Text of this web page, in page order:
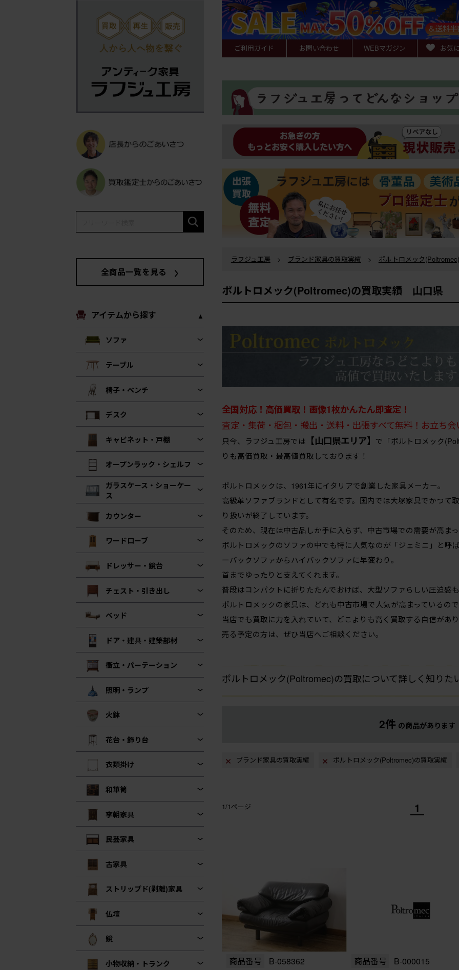
全商品一覧を見る
アイテムから探す
ソファ
テーブル
椅子・ベンチ
デスク
キャビネット・戸棚
オープンラック・シェルフ
ガラスケース・ショーケー
ス
カウンター
ワードローブ
ドレッサー・鏡台
チェスト・引き出し
ベッド
ドア・建具・建築部材
衝立・パーテーション
照明・ランプ
火鉢
花台・飾り台
衣類掛け
和箪笥
李朝家具
民芸家具
古家具
ストリップド(剥離)家具
仏壇
鏡
小物収納・トランク
ご利用ガイド お問い合わせ WEBマガジン お気
ラフジュ工房 > ブランド家具の買取実績 > ポルトロメック
ポルトロメック(Poltromec)の買取実績 山口県
全国対応！高価買取！画像1枚かんたん即査定！
査定・集荷・梱包・搬出・送料・出張すべて無料！お立ち
只今、ラフジュ工房では 【山口県エリア】 で「ポルトロメック
りも高価買取・最高値買取しております！
ポルトロメックは、1961年にイタリアで創業した家具メーカー。
高級革ソファブランドとして有名です。国内では大塚家具でかつて
り扱いが終了しています。
そのため、現在は中古品しか手に入らず、中古市場での需要が高まっ
ポルトロメックのソファの中でも特に人気なのが「ジェミニ」と呼
ーバックソファからハイバックソファに早変わり。
首までゆったりと支えてくれます。
普段はコンパクトに折りたたんでおけば、大型ソファらしい圧迫感
ポルトロメックの家具は、どれも中古市場で人気が高まっているの
当店でも買取に力を入れていて、どこよりも高く買取する自信があり
売る予定の方は、ぜひ当店へご相談ください。
ポルトロメック(Poltromec)の買取について詳しく知りた
2件 の商品があります
ブランド家具の買取実績 ポルトロメック(Poltromec)の買取実績
1/1ページ 1
商品番号 B-058362 商品番号 B-000015